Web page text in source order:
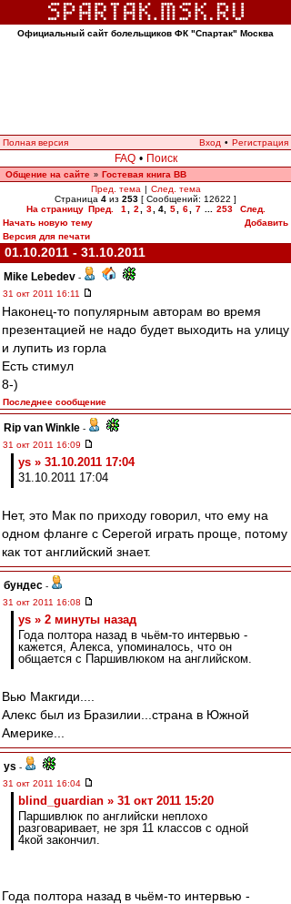
Официальный сайт болельщиков ФК "Спартак" Москва
Полная версия Вход • Регистрация
FAQ • Поиск
Общение на сайте » Гостевая книга ВВ
Пред. тема | След. тема
Страница 4 из 253 [ Сообщений: 12622 ]
На страницу Пред. 1 2 3 4, 5 6 7 253
След.
Начать новую тему
Добавить
Версия для печати
01.10.2011 - 31.10.2011
Mike Lebedev -
31 окт 2011 16:11
Наконец-то популярным авторам во время
презентацией не надо будет выходить на улицу
и лупить из горла
Есть стимул
8-)
Последнее сообщение
Rip van Winkle -
31 окт 2011 16:09
ys » 31.10.2011 17:04
31.10.2011 17:04
Нет, это Мак по приходу говорил, что ему на
одном фланге с Серегой играть проще, потому
как тот английский знает.
бундес -
31 окт 2011 16:08
ys » 2 минуты назад
Года полтора назад в чьём-то интервью -
кажется, Алекса, упоминалось, что он
общается с Паршивлюком на английском.
Вью Макгиди....
Алекс был из Бразилии...страна в Южной
Америке...
ys -
31 окт 2011 16:04
blind_guardian » 31 окт 2011 15:20
Паршивлюк по английски неплохо
разговаривает, не зря 11 классов с одной
4кой закончил.
Года полтора назад в чьём-то интервью -